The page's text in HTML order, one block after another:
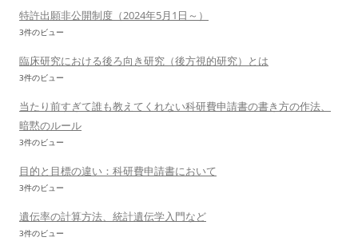
特許出願非公開制度（2024年5月1日～）
3件のビュー
臨床研究における後ろ向き研究（後方視的研究）とは
3件のビュー
当たり前すぎて誰も教えてくれない科研費申請書の書き方の作法、
暗黙のルール
3件のビュー
目的と目標の違い：科研費申請書において
3件のビュー
遺伝率の計算方法、統計遺伝学入門など
3件のビュー